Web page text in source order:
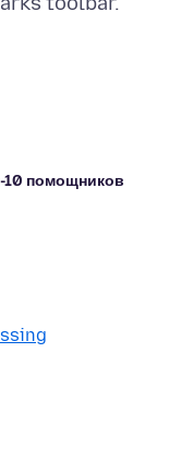
10 помощников